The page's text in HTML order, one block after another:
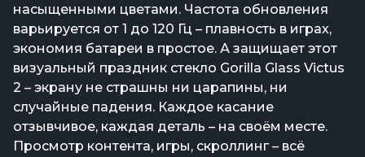
насыщенными цветами. Частота обновления
варьируется от 1 до 120 Гц – плавность в играх,
экономия батареи в простое. А защищает этот
визуальный праздник стекло Gorilla Glass Victus
2 – экрану не страшны ни царапины, ни
случайные падения. Каждое касание
отзывчивое, каждая деталь – на своём месте.
Просмотр контента, игры, скроллинг – всё